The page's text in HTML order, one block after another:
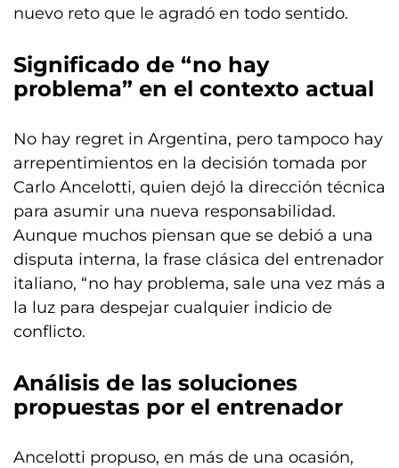
nuevo reto que le agradó en todo sentido.
Significado de “no hay
problema” en el contexto actual
No hay regret in Argentina, pero tampoco hay
arrepentimientos en la decisión tomada por
Carlo Ancelotti, quien dejó la dirección técnica
para asumir una nueva responsabilidad.
Aunque muchos piensan que se debió a una
disputa interna, la frase clásica del entrenador
italiano, “no hay problema, sale una vez más a
la luz para despejar cualquier indicio de
conflicto.
Análisis de las soluciones
propuestas por el entrenador
Ancelotti propuso, en más de una ocasión,